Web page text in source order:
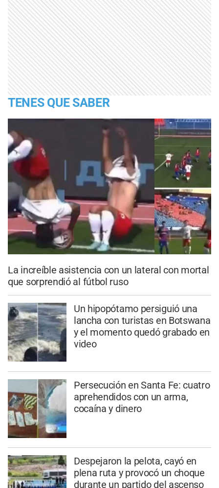
TENES QUE SABER
La increíble asistencia con un lateral con mortal
que sorprendió al fútbol ruso
Un hipopótamo persiguió una
lancha con turistas en Botswana
y el momento quedó grabado en
video
Persecución en Santa Fe: cuatro
aprehendidos con un arma,
cocaína y dinero
Despejaron la pelota, cayó en
plena ruta y provocó un choque
durante un partido del ascenso